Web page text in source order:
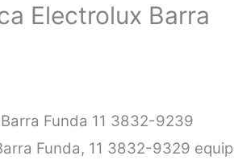
Electrolux Barra
Funda 11 3832-9239
Funda, 11 3832-9329